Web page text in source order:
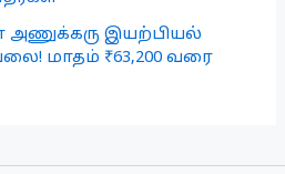
அணுக்கரு இயற்பியல்
மாதம் ₹63,200 வரை